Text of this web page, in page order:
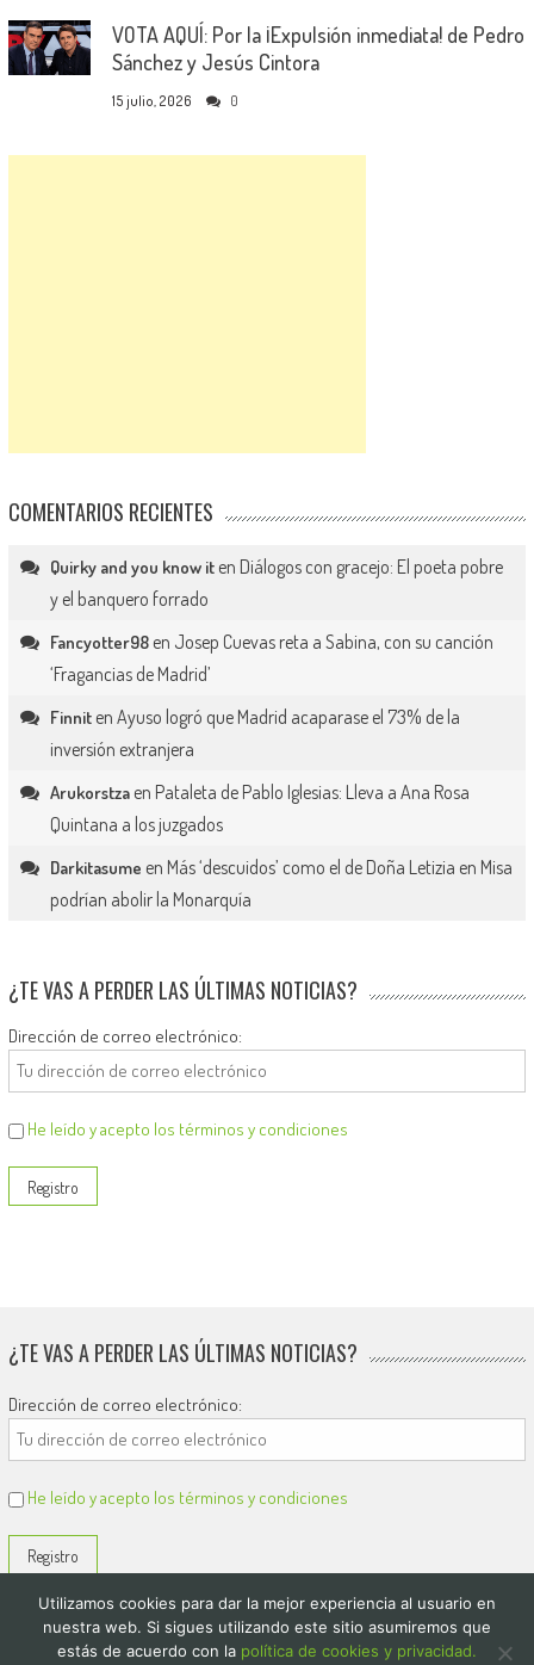
VOTA AQUÍ: Por la ¡Expulsión inmediata! de Pedro
Sánchez y Jesús Cintora
15 julio, 2026 0
COMENTARIOS RECIENTES
Quirky and you know iten Diálogos con gracejo: El poeta pobre
y el banquero forrado
Fancyotter98en Josep Cuevas reta a Sabina, con su canción
‘Fragancias de Madrid’
Finniten Ayuso logró que Madrid acaparase el 73% de la
inversión extranjera
Arukorstzaen Pataleta de Pablo Iglesias: Lleva a Ana Rosa
Quintana a los juzgados
Darkitasume en Más ‘descuidos’ como el de Doña Letizia en Misa
podrían abolir la Monarquía
¿TE VAS A PERDER LAS ÚLTIMAS NOTICIAS?
Dirección de correo electrónico:
He leído y acepto los términos y condiciones
¿TE VAS A PERDER LAS ÚLTIMAS NOTICIAS?
Dirección de correo electrónico:
He leído y acepto los términos y condiciones
Utilizamos cookies para dar la mejor experiencia al usuario en
nuestra web. Si sigues utilizando este sitio asumiremos que
estás de acuerdo con la política de cookies y privacidad.